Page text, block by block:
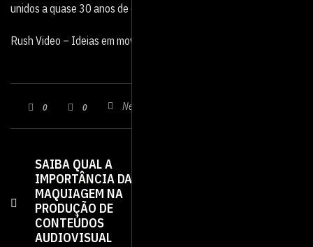
unidos a quase 30 anos de experiência no mercado audiovisual.
Rush Video – Ideias em movimento.
0 0 Nenhum comentário
SAIBA QUAL A
IMPORTÂNCIA DA
MAQUIAGEM NA
PRODUÇÃO DE
CONTEÚDOS
AUDIOVISUAL